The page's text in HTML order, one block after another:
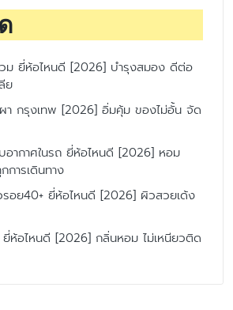
ม ยี่ห้อไหนดี [2026] บำรุงสมอง ดีต่อ
ย
ผา กรุงเทพ [2026] อิ่มคุ้ม ของไม่อั้น จัด
อากาศในรถ ยี่ห้อไหนดี [2026] หอม
ารเดินทาง
รอย40+ ยี่ห้อไหนดี [2026] ผิวสวยเด้ง
ห้อไหนดี [2026] กลิ่นหอม ไม่เหนียวติด